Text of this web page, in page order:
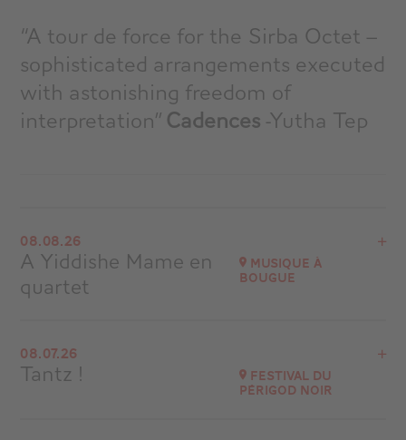
“A tour de force for the Sirba Octet –
sophisticated arrangements executed
with astonishing freedom of
interpretation”Cadences-Yutha Tep
08.08.26
A Yiddishe Mame en
quartet
Musique à
Bougue
Eglise de Bougue (40 090)
08.07.26
Tantz ! Festival du
Périgod Noir